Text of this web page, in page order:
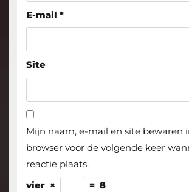
E-mail *
Site
Mijn naam, e-mail en site bewaren
browser voor de volgende keer
reactie plaats.
vier × = 8